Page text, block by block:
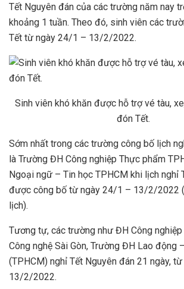
Tết Nguyên đán của các trường năm nay
khoảng 1 tuần. Theo đó, sinh viên các
Tết từ ngày 24/1 – 13/2/2022.
Sinh viên khó khăn được hỗ trợ vé tàu,
đón Tết.
Sớm nhất trong các trường công bố lịch
là Trường ĐH Công nghiệp Thực phẩm
Ngoại ngữ – Tin học TPHCM khi lịch nghỉ
được công bố từ ngày 24/1 – 13/2/2022
lịch).
Tương tự, các trường như ĐH Công
Công nghệ Sài Gòn, Trường ĐH Lao động
(TPHCM) nghỉ Tết Nguyên đán 21 ngày,
13/2/2022.